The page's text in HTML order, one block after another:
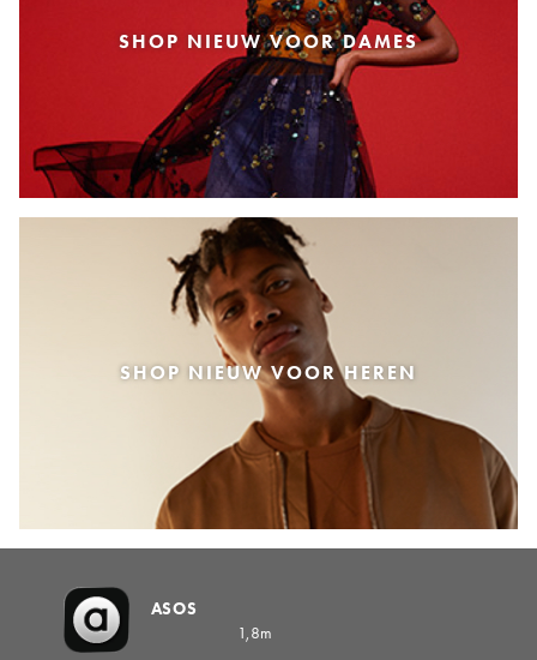
SHOP NIEUW VOOR DAMES
SHOP NIEUW VOOR HEREN
ASOS
1,8m